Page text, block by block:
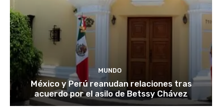
MUNDO
México y Perú reanudan relaciones tras
acuerdo por el asilo de Betssy Chávez